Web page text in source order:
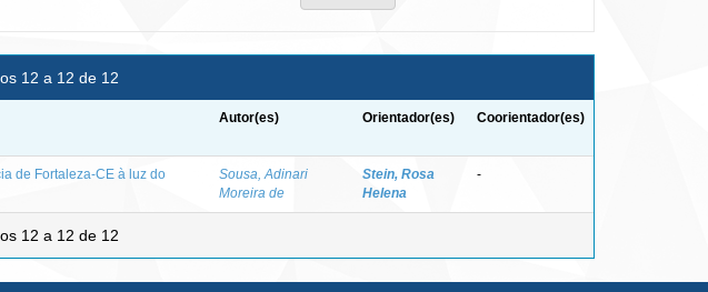
12 a 12 de 12
Autor(es) Orientador(es) Coorientador(es)
de Fortaleza-CE à luz do
Sousa, Adinari
Moreira de
Stein, Rosa
Helena
-
12 a 12 de 12